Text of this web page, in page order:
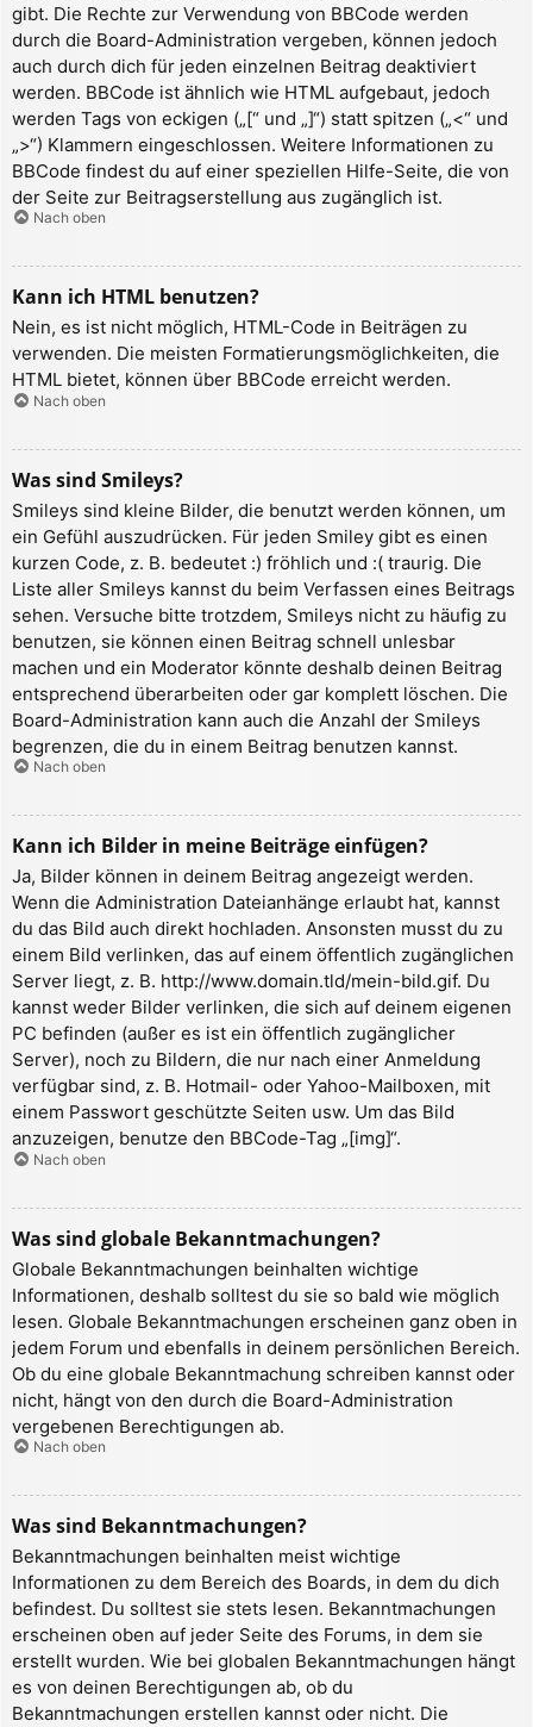
gibt. Die Rechte zur Verwendung von BBCode werden
durch die Board-Administration vergeben, können jedoch
auch durch dich für jeden einzelnen Beitrag deaktiviert
werden. BBCode ist ähnlich wie HTML aufgebaut, jedoch
werden Tags von eckigen („[“ und „]“) statt spitzen („<“ und
„>“) Klammern eingeschlossen. Weitere Informationen zu
BBCode findest du auf einer speziellen Hilfe-Seite, die von
der Seite zur Beitragserstellung aus zugänglich ist.
Nach oben
Kann ich HTML benutzen?
Nein, es ist nicht möglich, HTML-Code in Beiträgen zu
verwenden. Die meisten Formatierungsmöglichkeiten, die
HTML bietet, können über BBCode erreicht werden.
Nach oben
Was sind Smileys?
Smileys sind kleine Bilder, die benutzt werden können, um
ein Gefühl auszudrücken. Für jeden Smiley gibt es einen
kurzen Code, z. B. bedeutet :) fröhlich und :( traurig. Die
Liste aller Smileys kannst du beim Verfassen eines Beitrags
sehen. Versuche bitte trotzdem, Smileys nicht zu häufig zu
benutzen, sie können einen Beitrag schnell unlesbar
machen und ein Moderator könnte deshalb deinen Beitrag
entsprechend überarbeiten oder gar komplett löschen. Die
Board-Administration kann auch die Anzahl der Smileys
begrenzen, die du in einem Beitrag benutzen kannst.
Nach oben
Kann ich Bilder in meine Beiträge einfügen?
Ja, Bilder können in deinem Beitrag angezeigt werden.
Wenn die Administration Dateianhänge erlaubt hat, kannst
du das Bild auch direkt hochladen. Ansonsten musst du zu
einem Bild verlinken, das auf einem öffentlich zugänglichen
Server liegt, z. B. http://www.domain.tld/mein-bild.gif. Du
kannst weder Bilder verlinken, die sich auf deinem eigenen
PC befinden (außer es ist ein öffentlich zugänglicher
Server), noch zu Bildern, die nur nach einer Anmeldung
verfügbar sind, z. B. Hotmail- oder Yahoo-Mailboxen, mit
einem Passwort geschützte Seiten usw. Um das Bild
anzuzeigen, benutze den BBCode-Tag „[img]“.
Nach oben
Was sind globale Bekanntmachungen?
Globale Bekanntmachungen beinhalten wichtige
Informationen, deshalb solltest du sie so bald wie möglich
lesen. Globale Bekanntmachungen erscheinen ganz oben in
jedem Forum und ebenfalls in deinem persönlichen Bereich.
Ob du eine globale Bekanntmachung schreiben kannst oder
nicht, hängt von den durch die Board-Administration
vergebenen Berechtigungen ab.
Nach oben
Was sind Bekanntmachungen?
Bekanntmachungen beinhalten meist wichtige
Informationen zu dem Bereich des Boards, in dem du dich
befindest. Du solltest sie stets lesen. Bekanntmachungen
erscheinen oben auf jeder Seite des Forums, in dem sie
erstellt wurden. Wie bei globalen Bekanntmachungen hängt
es von deinen Berechtigungen ab, ob du
Bekanntmachungen erstellen kannst oder nicht. Die